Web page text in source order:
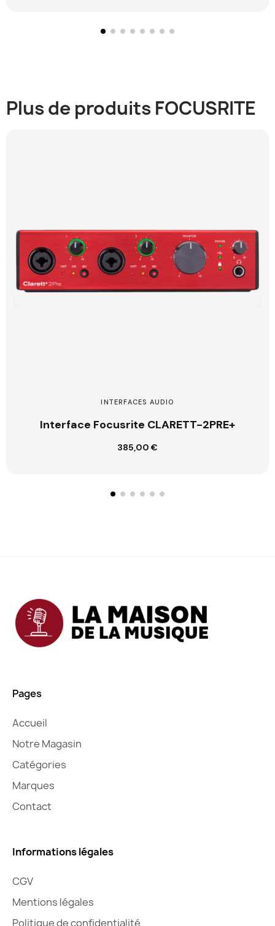
Plus de produits FOCUSRITE
INTERFACES AUDIO
Interface Focusrite CLARETT-2PRE+
385,00 €
Ajouter au panier
Pages
Accueil
Notre Magasin
Catégories
Marques
Contact
Informations légales
CGV
Mentions légales
Politique de confidentialité